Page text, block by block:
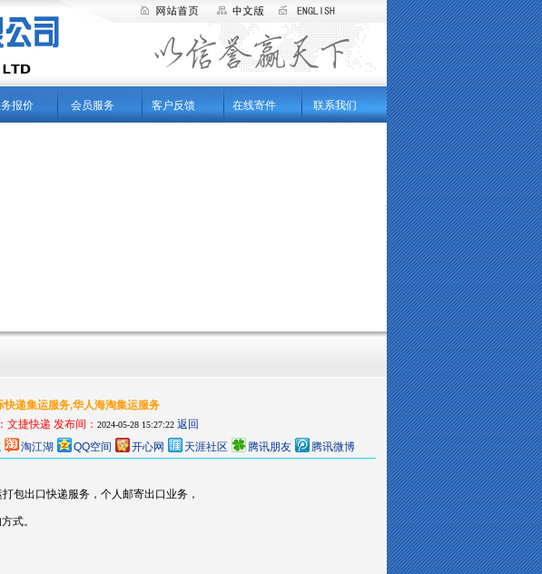
报价 会员服务 客户反馈 在线寄件 联系我们
快递集运服务,华人海淘集运服务
文捷快递 发布间： 2024-05-28 15:27:22 返回
淘江湖 QQ空间 开心网 天涯社区 腾讯朋友 腾讯微博
包出口快递服务，个人邮寄出口业务，
式。